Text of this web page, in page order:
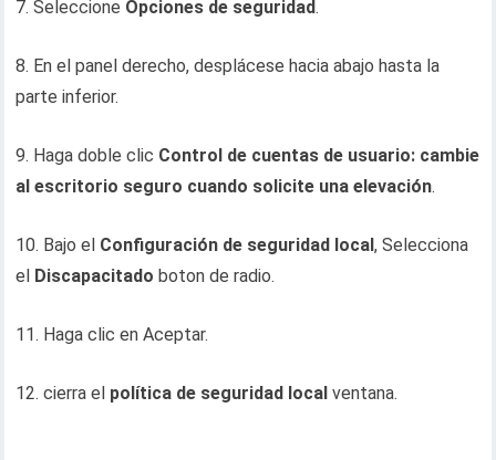
7. Seleccione Opciones de seguridad.
8. En el panel derecho, desplácese hacia abajo hasta la
parte inferior.
9. Haga doble clic Control de cuentas de usuario: cambie
al escritorio seguro cuando solicite una elevación.
10. Bajo el Configuración de seguridad local, Selecciona
el Discapacitado boton de radio.
11. Haga clic en Aceptar.
12. cierra el política de seguridad local ventana.